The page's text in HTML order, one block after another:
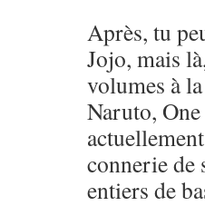
Après, tu
Jojo, mais
volumes à
Naruto,
connerie de
entiers de